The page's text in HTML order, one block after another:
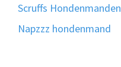
Scruffs Hondenmanden
Napzzz hondenmand